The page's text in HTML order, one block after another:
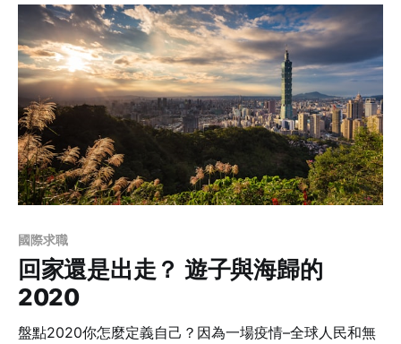
裔長者在公共場合被隨機攻擊的事件，若你也是亞裔或是
在乎亞裔，怎麼為自己挺身而出？
國際求職
回家還是出走？ 遊子與海歸的
2020
盤點2020你怎麼定義自己？因為一場疫情–全球人民和無